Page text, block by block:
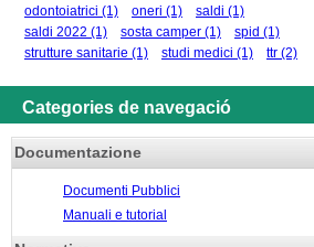
odontoiatrici (1) oneri (1) saldi (1)
saldi 2022 (1) sosta camper (1) spid (1)
strutture sanitarie (1) studi medici (1) ttr (2)
Categories de navegació
Documentazione
Documenti Pubblici
Manuali e tutorial